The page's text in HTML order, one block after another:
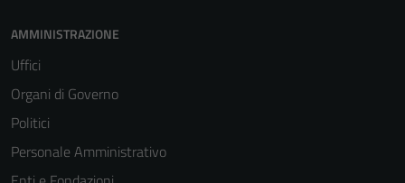
AMMINISTRAZIONE
Uffici
Organi di Governo
Politici
Personale Amministrativo